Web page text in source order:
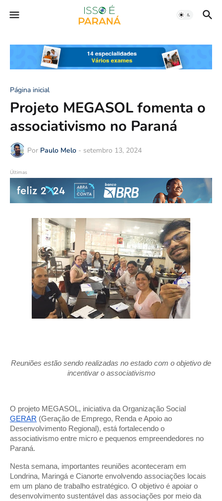
Página inicial
Projeto MEGASOL fomenta o
associativismo no Paraná
Por Paulo Melo - setembro 13, 2024
Últimas
Reuniões estão sendo realizadas no estado com o objetivo de
incentivar o associativismo
O projeto MEGASOL, iniciativa da Organização Social
GERAR (Geração de Emprego, Renda e Apoio ao
Desenvolvimento Regional), está fortalecendo o
associativismo entre micro e pequenos empreendedores no
Paraná.
Nesta semana, importantes reuniões aconteceram em
Londrina, Maringá e Cianorte envolvendo associações locais
em um plano de trabalho estratégico. O objetivo é apoiar o
desenvolvimento sustentável das associações por meio da